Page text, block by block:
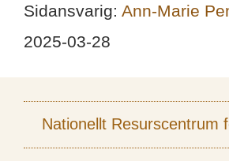
Sidansvarig: Ann-Marie
2025-03-28
Nationellt Resurscentrum